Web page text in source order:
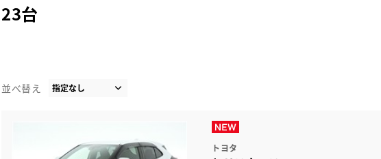
23台
並べ替え
トヨタ